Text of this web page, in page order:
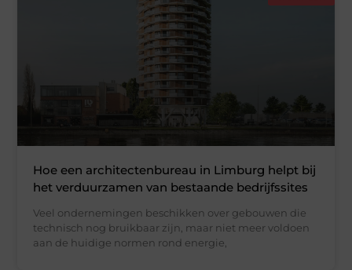
Hoe een architectenbureau in Limburg helpt bij
het verduurzamen van bestaande bedrijfssites
Veel ondernemingen beschikken over gebouwen die
technisch nog bruikbaar zijn, maar niet meer voldoen
aan de huidige normen rond energie,